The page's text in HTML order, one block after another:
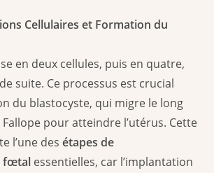
Cellulaires et Formation du
en deux cellules, puis en quatre,
suite. Ce processus est crucial
du blastocyste, qui migre le long
pour atteindre l’utérus. Cette
l’une desétapes de
fœtal essentielles, car l’implantation